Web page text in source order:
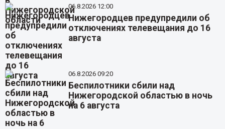
06.8.2026 12:00
Нижегородцев предупредили об
отключениях телевещания до 16
августа
06.8.2026 09:20
Беспилотники сбили над
Нижегородской областью в ночь
на 6 августа